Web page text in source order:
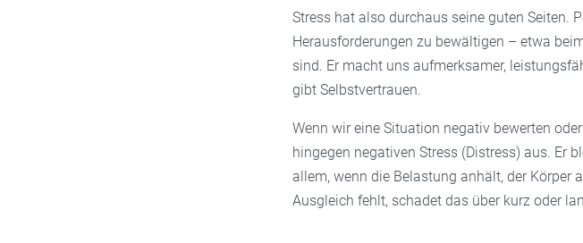
Stress hat also durchaus seine guten Seiten.
Herausforderungen zu bewältigen – etwa
sind. Er macht uns aufmerksamer,
gibt Selbstvertrauen.
Wenn wir eine Situation negativ bewerten
hingegen negativen Stress (Distress) aus. Er
allem, wenn die Belastung anhält, der
Ausgleich fehlt, schadet das über kurz oder